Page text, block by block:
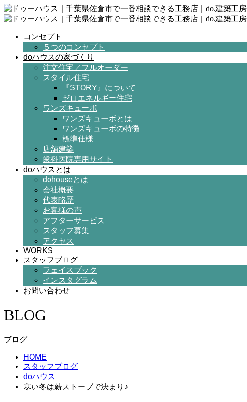
コンセプト
５つのコンセプト
doハウスの家づくり
注文住宅／フルオーダー
スタイル住宅
『STORY』について
ゼロエネルギー住宅
ワンズキューボ
ワンズキューボとは
ワンズキューボの特徴
標準仕様
店舗建築
歯科医院専用サイト
doハウスとは
dohouseとは
会社概要
代表略歴
お客様の声
アフターサービス
スタッフ募集
アクセス
WORKS
スタッフブログ
フェイスブック
インスタグラム
お問い合わせ
BLOG
ブログ
HOME
スタッフブログ
doハウス
寒い冬は薪ストーブで決まり♪